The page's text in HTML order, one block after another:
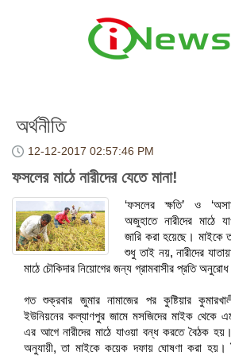
অর্থনীতি
12-12-2017 02:57:46 PM
ফসলের মাঠে নারীদের যেতে মানা!
‘ফসলের ক্ষতি’ ও
অজুহাতে নারীদের মাঠে
জারি করা হয়েছে। মাইকে
শুধু তাই নয়, নারীদের
মাঠে চৌকিদার নিয়োগের জন্য গ্রামবাসীর প্রতি
গত শুক্রবার জুমার নামাজের পর কুষ্টিয়ার
ইউনিয়নের কল্যাণপুর জামে মসজিদের মাইক থেকে
এর আগে নারীদের মাঠে যাওয়া বন্ধ করতে বৈঠক
অনুযায়ী, তা মাইকে কয়েক দফায় ঘোষণা করা হয়।